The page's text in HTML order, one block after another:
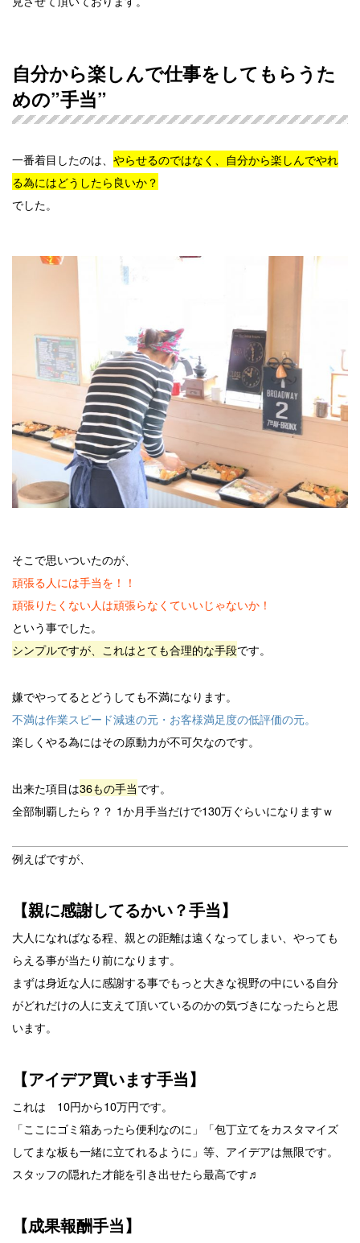
自分から楽しんで仕事をしてもらうた
めの”手当”
一番着目したのは、 やらせるのではなく、自分から楽しんでやれ
る為にはどうしたら良いか？
でした。
そこで思いついたのが、
頑張る人には手当を！！
頑張りたくない人は頑張らなくていいじゃないか！
という事でした。
シンプルですが、これはとても合理的な手段です。
嫌でやってるとどうしても不満になります。
不満は作業スピード減速の元・お客様満足度の低評価の元。
楽しくやる為にはその原動力が不可欠なのです。
出来た項目は36もの手当です。
全部制覇したら？？ 1か月手当だけで130万ぐらいになりますｗ
例えばですが、
【親に感謝してるかい？手当】
大人になればなる程、親との距離は遠くなってしまい、やっても
らえる事が当たり前になります。
まずは身近な人に感謝する事でもっと大きな視野の中にいる自分
がどれだけの人に支えて頂いているのかの気づきになったらと思
います。
【アイデア買います手当】
これは 10円から10万円です。
「ここにゴミ箱あったら便利なのに」「包丁立てをカスタマイズ
してまな板も一緒に立てれるように」等、アイデアは無限です。
スタッフの隠れた才能を引き出せたら最高です♬
【成果報酬手当】